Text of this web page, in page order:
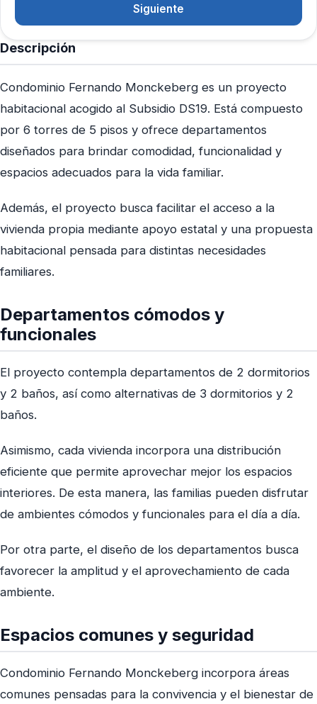
Descripción
Condominio Fernando Monckeberg es un proyecto
habitacional acogido al Subsidio DS19. Está compuesto
por 6 torres de 5 pisos y ofrece departamentos
diseñados para brindar comodidad, funcionalidad y
espacios adecuados para la vida familiar.
Además, el proyecto busca facilitar el acceso a la
vivienda propia mediante apoyo estatal y una propuesta
habitacional pensada para distintas necesidades
familiares.
Departamentos cómodos y
funcionales
El proyecto contempla departamentos de 2 dormitorios
y 2 baños, así como alternativas de 3 dormitorios y 2
baños.
Asimismo, cada vivienda incorpora una distribución
eficiente que permite aprovechar mejor los espacios
interiores. De esta manera, las familias pueden disfrutar
de ambientes cómodos y funcionales para el día a día.
Por otra parte, el diseño de los departamentos busca
favorecer la amplitud y el aprovechamiento de cada
ambiente.
Espacios comunes y seguridad
Condominio Fernando Monckeberg incorpora áreas
comunes pensadas para la convivencia y el bienestar de
Siguiente